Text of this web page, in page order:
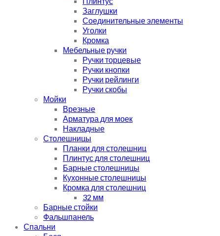
Заглушки
Соединительные элементы
Уголки
Кромка
Мебельные ручки
Ручки торцевые
Ручки кнопки
Ручки рейлинги
Ручки скобы
Мойки
Врезные
Арматура для моек
Накладные
Столешницы
Планки для столешниц
Плинтус для столешниц
Барные столешницы
Кухонные столешницы
Кромка для столешниц
32 мм
Барные стойки
Фальшпанель
Спальни